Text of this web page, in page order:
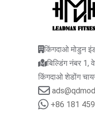
किंगदाओ मोडुन
बिल्डिंग नंबर 1,
किंगदाओ शेडोंग
+86 181